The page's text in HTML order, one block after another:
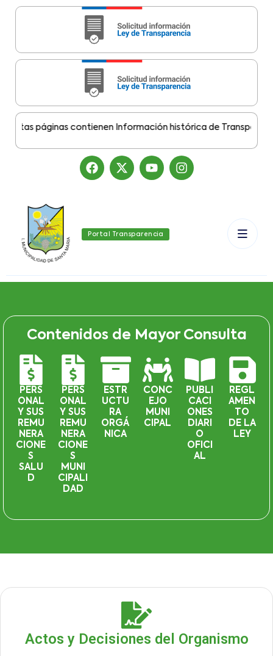
páginas contienen Información histórica de Transparencia
Portal Transparencia
Contenidos de Mayor Consulta
PERS
ONAL
Y SUS
REMU
NERA
CIONE
S
SALU
D
PERS
ONAL
Y SUS
REMU
NERA
CIONE
S
MUNI
CIPALI
DAD
ESTR
UCTU
RA
ORGÁ
NICA
CONC
EJO
MUNI
CIPAL
PUBLI
CACI
ONES
DIARI
O
OFICI
AL
REGL
AMEN
TO
DE LA
LEY
Actos y Decisiones del Organismo